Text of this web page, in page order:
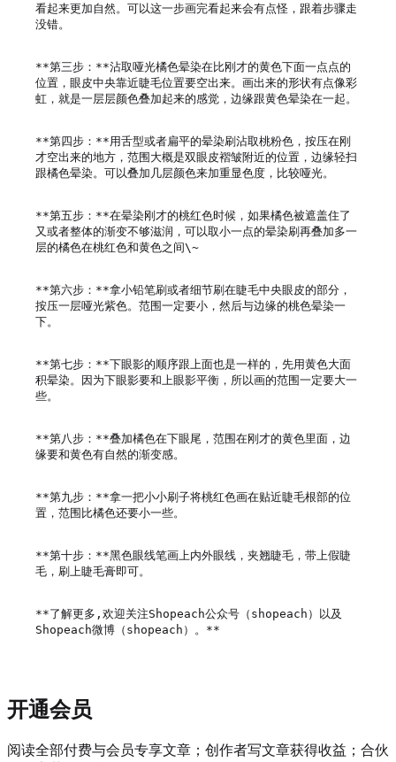
看起来更加自然。可以这一步画完看起来会有点怪，跟着步骤走
没错。
**第三步：**沾取哑光橘色晕染在比刚才的黄色下面一点点的
位置，眼皮中央靠近睫毛位置要空出来。画出来的形状有点像彩
虹，就是一层层颜色叠加起来的感觉，边缘跟黄色晕染在一起。
**第四步：**用舌型或者扁平的晕染刷沾取桃粉色，按压在刚
才空出来的地方，范围大概是双眼皮褶皱附近的位置，边缘轻扫
跟橘色晕染。可以叠加几层颜色来加重显色度，比较哑光。
**第五步：**在晕染刚才的桃红色时候，如果橘色被遮盖住了
又或者整体的渐变不够滋润，可以取小一点的晕染刷再叠加多一
层的橘色在桃红色和黄色之间\~
**第六步：**拿小铅笔刷或者细节刷在睫毛中央眼皮的部分，
按压一层哑光紫色。范围一定要小，然后与边缘的桃色晕染一
下。
**第七步：**下眼影的顺序跟上面也是一样的，先用黄色大面
积晕染。因为下眼影要和上眼影平衡，所以画的范围一定要大一
些。
**第八步：**叠加橘色在下眼尾，范围在刚才的黄色里面，边
缘要和黄色有自然的渐变感。
**第九步：**拿一把小小刷子将桃红色画在贴近睫毛根部的位
置，范围比橘色还要小一些。
**第十步：**黑色眼线笔画上内外眼线，夹翘睫毛，带上假睫
毛，刷上睫毛膏即可。
**了解更多,欢迎关注Shopeach公众号（shopeach）以及
开通会员
阅读全部付费与会员专享文章；创作者写文章获得收益；合伙